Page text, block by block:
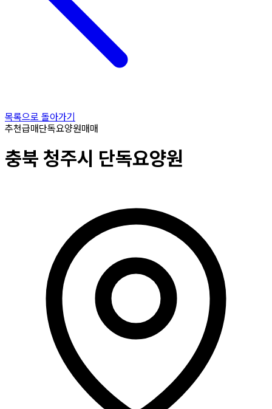
목록으로 돌아가기
추천급매단독요양원매매
충북 청주시 단독요양원